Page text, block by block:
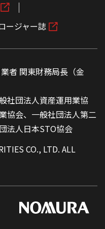
ージャー誌
者 関東財務局長（金
社団法人資産運用業協
協会、一般社団法人第二
法人日本STO協会
CO., LTD. ALL